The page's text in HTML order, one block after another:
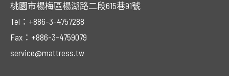
桃園市楊梅區楊湖路二段615巷91號
Tel：+886-3-4757288
Fax：+886-3-4759079
service@mattress.tw